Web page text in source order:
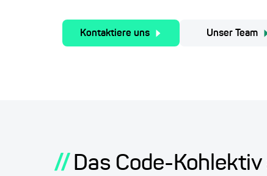
Kontaktiere uns Unser Team
// Das Code-